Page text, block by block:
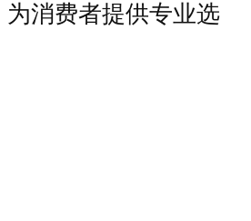
消费者提供专业选